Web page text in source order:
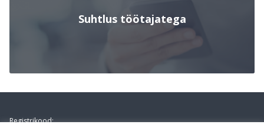
Suhtlus töötajatega
Footer
Registrikood: